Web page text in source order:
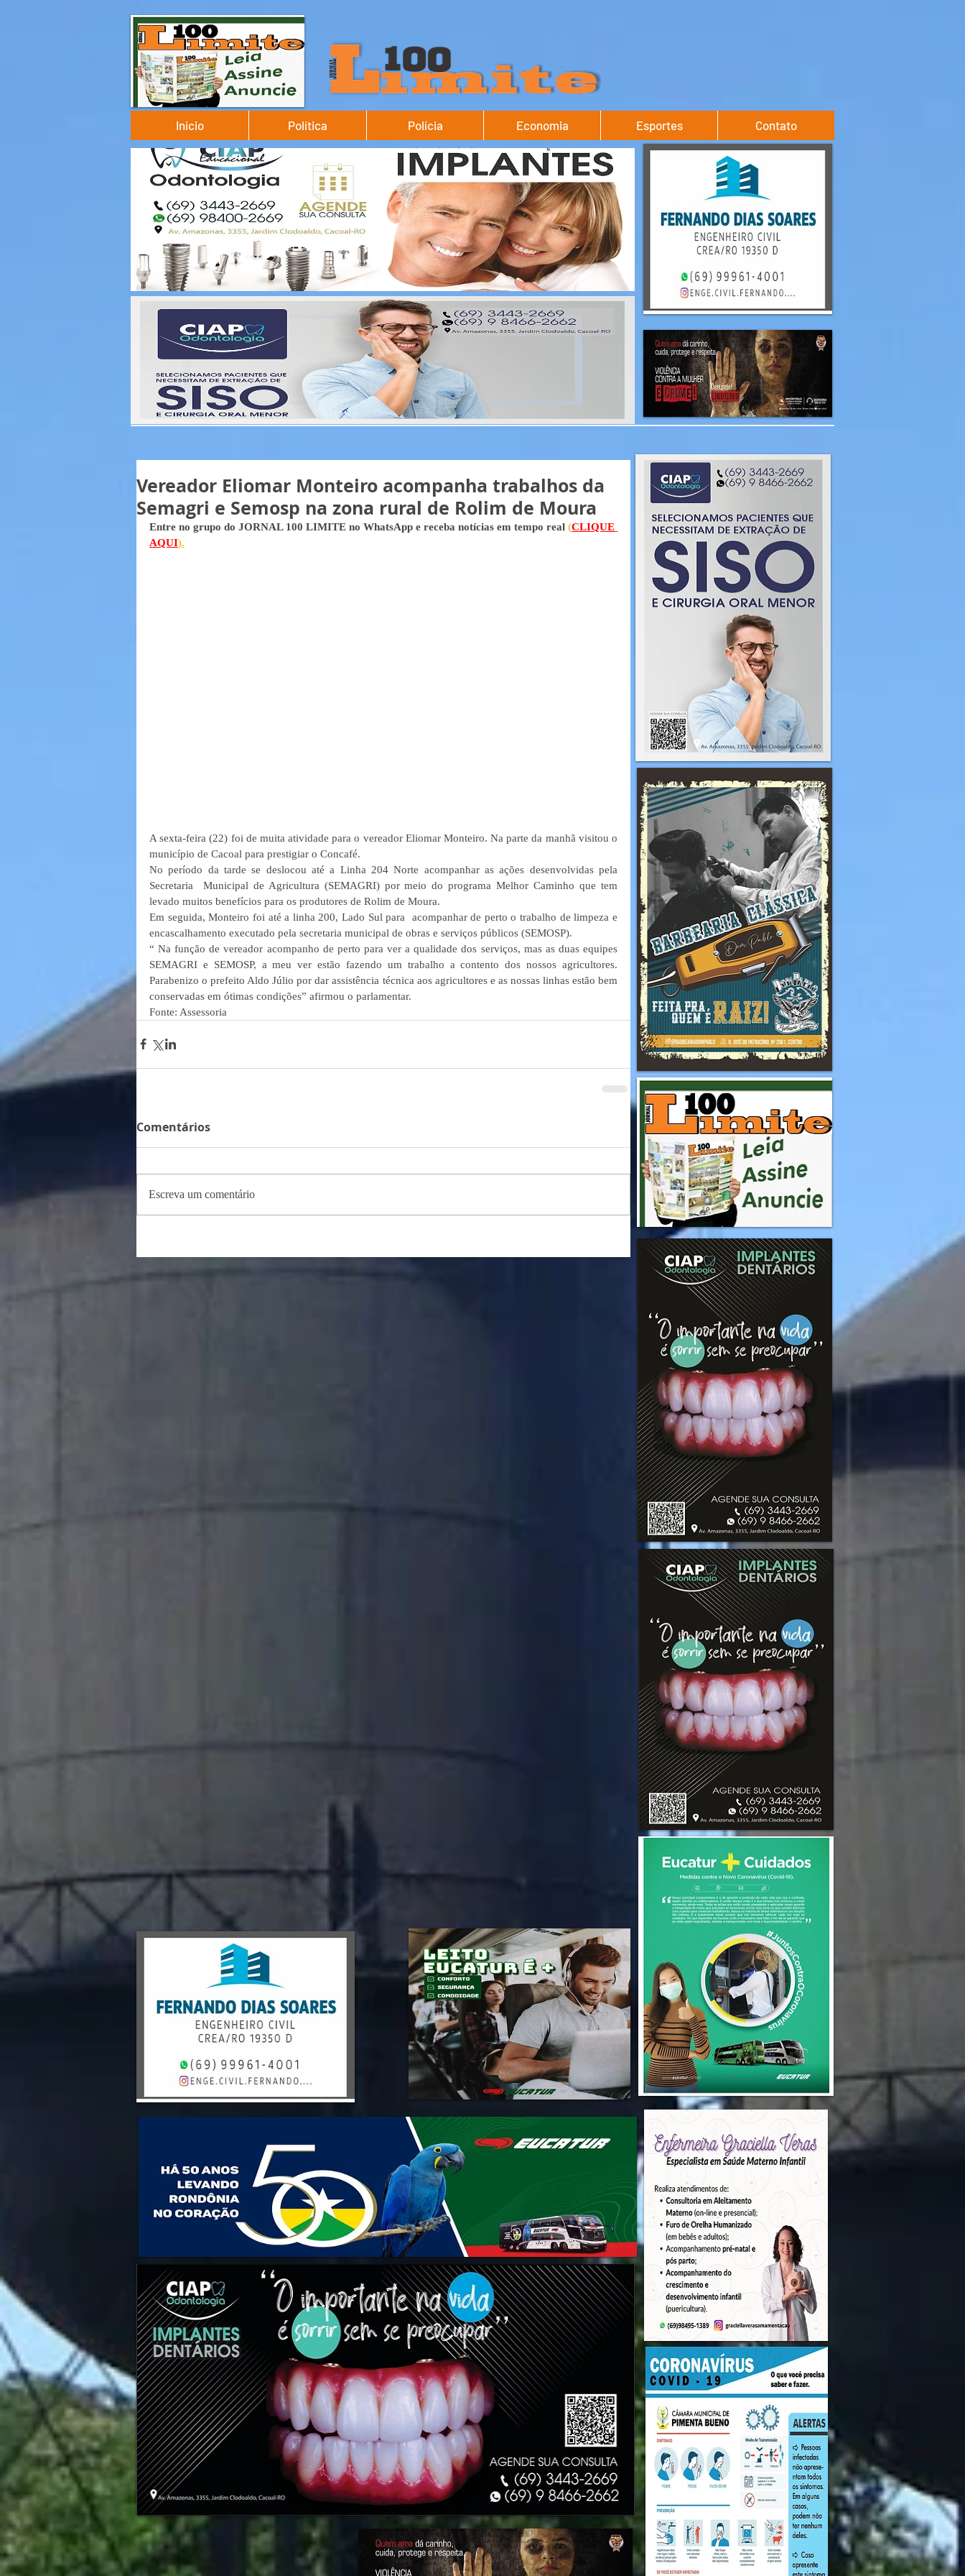
Início Política Polícia Economia Esportes Contato
Vereador Eliomar Monteiro acompanha trabalhos da
Semagri e Semosp na zona rural de Rolim de Moura
Entre no grupo do JORNAL 100 LIMITE no WhatsApp e receba notícias em tempo real (CLIQUE
AQUI).
A sexta-feira (22) foi de muita atividade para o vereador Eliomar Monteiro. Na parte da manhã visitou o
município de Cacoal para prestigiar o Concafé.
No período da tarde se deslocou até a Linha 204 Norte acompanhar as ações desenvolvidas pela
Secretaria  Municipal de Agricultura (SEMAGRI) por meio do programa Melhor Caminho que tem
levado muitos benefícios para os produtores de Rolim de Moura.
Em seguida, Monteiro foi até a linha 200, Lado Sul para  acompanhar de perto o trabalho de limpeza e
encascalhamento executado pela secretaria municipal de obras e serviços públicos (SEMOSP).
“ Na função de vereador acompanho de perto para ver a qualidade dos serviços, mas as duas equipes
SEMAGRI e SEMOSP, a meu ver estão fazendo um trabalho a contento dos nossos agricultores.
Parabenizo o prefeito Aldo Júlio por dar assistência técnica aos agricultores e as nossas linhas estão bem
conservadas em ótimas condições” afirmou o parlamentar.
Fonte: Assessoria
Comentários
Escreva um comentário